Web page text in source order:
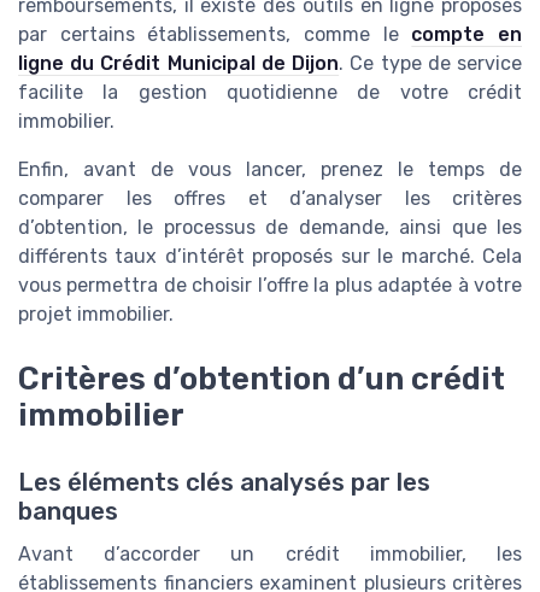
remboursements, il existe des outils en ligne proposés
par certains établissements, comme le compte en
ligne du Crédit Municipal de Dijon. Ce type de service
facilite la gestion quotidienne de votre crédit
immobilier.
Enfin, avant de vous lancer, prenez le temps de
comparer les offres et d’analyser les critères
d’obtention, le processus de demande, ainsi que les
différents taux d’intérêt proposés sur le marché. Cela
vous permettra de choisir l’offre la plus adaptée à votre
projet immobilier.
Critères d’obtention d’un crédit
immobilier
Les éléments clés analysés par les
banques
Avant d’accorder un crédit immobilier, les
établissements financiers examinent plusieurs critères